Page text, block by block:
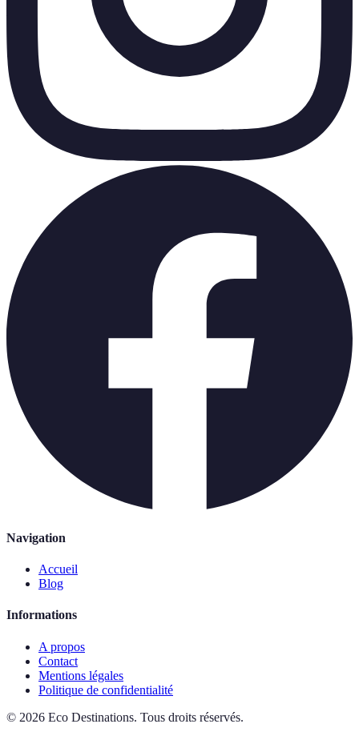
Navigation
Accueil
Blog
Informations
A propos
Contact
Mentions légales
Politique de confidentialité
© 2026 Eco Destinations. Tous droits réservés.